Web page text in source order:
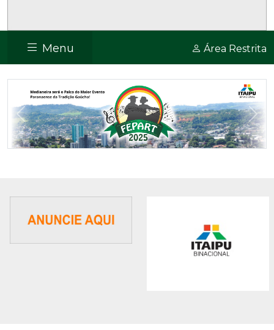
Menu Área Restrita
Previous